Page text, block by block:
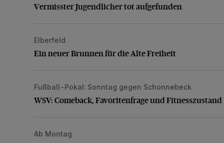
Vermisster Jugendlicher tot aufgefunden
Ein neuer Brunnen für die Alte Freiheit
Elberfeld
Ein neuer Brunnen für die Alte Freiheit
WSV: Comeback, Favoritenfrage und
Fußball-Pokal: Sonntag gegen Schonnebeck
WSV: Comeback, Favoritenfrage und Fitnesszustand
Hofkamp teilweise bis Ende August gesperrt
Ab Montag